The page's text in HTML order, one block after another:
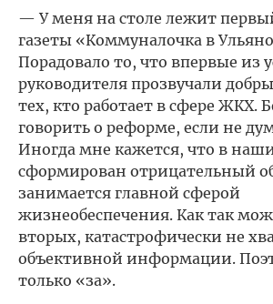
— У меня на столе лежит
газеты «Коммуналочка в
Порадовало то, что впервые из
руководителя прозвучали
тех, кто работает в сфере ЖКХ.
говорить о реформе, если не
Иногда мне кажется, что в
сформирован отрицательный
занимается главной сферой
жизнеобеспечения. Как так
вторых, катастрофически не
объективной информации.
только «за».